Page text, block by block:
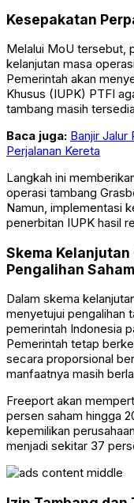
Kesepakatan
Melalui MoU tersebut,
kelanjutan masa
Pemerintah akan
Khusus (IUPK) PTFI
tambang masih
Baca juga: Banjir Jalur
Perjalanan Kereta
Langkah ini
operasi tambang
Namun, implementasi
penerbitan IUPK hasil
Skema
Pengalihan Saham
Dalam skema
menyetujui pengalihan
pemerintah Indonesia
Pemerintah tetap
secara proporsional
manfaatnya masih
Freeport akan
persen saham hingga
kepemilikan
menjadi sekitar 37